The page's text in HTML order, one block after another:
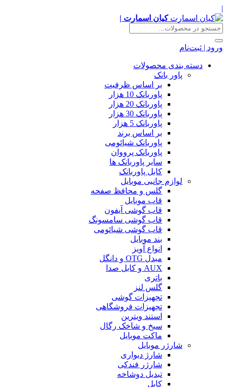
|
کیان اسمارت |
ورود | ثبت‌نام
دسته بندی محصولات
پاور بانک
بر اساس ظرفیت
پاوربانک 10 هزار
پاوربانک 20 هزار
پاوربانک 30 هزار
پاوربانک 5 هزار
بر اساس برند
پاوربانک شیائومی
پاوربانک پرووان
سایر پاوربانک ها
کابل پاوربانک
لوازم جانبی موبایل
گلس و محافظ صفحه
قاب موبایل
قاب گوشی آیفون
قاب گوشی سامسونگ
قاب گوشی شیائومی
بند موبایل
انواع آویز
مبدل OTG و دانگل
AUX و کابل صدا
باتری
گلس لنز
تجهیزات گوشی
تجهیزات فروشگاهی
استند ویترین
سیخ و شاخک رگال
ماکت موبایل
شارژر موبایل
شارژ دیواری
شارژر فندکی
تبدیل دوشاخه
کابل